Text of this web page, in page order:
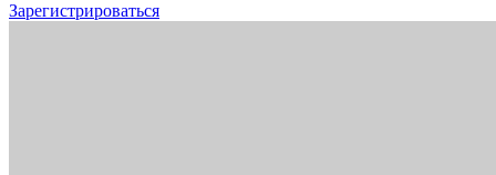
Зарегистрироваться